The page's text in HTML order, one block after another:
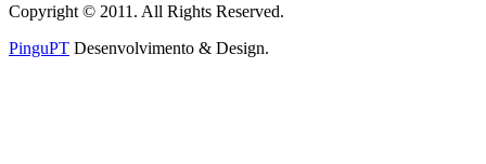
Copyright © 2011. All Rights Reserved.
PinguPT Desenvolvimento & Design.